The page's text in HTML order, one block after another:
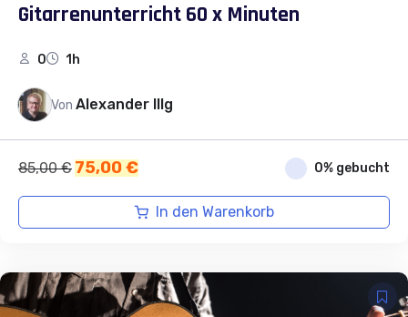
Gitarrenunterricht 60 x Minuten
0 1h
Von Alexander Illg
85,00€Ursprünglicher
85,00 €
75,00€Aktueller
ist:
75,00 €.
0% gebucht
In den Warenkorb